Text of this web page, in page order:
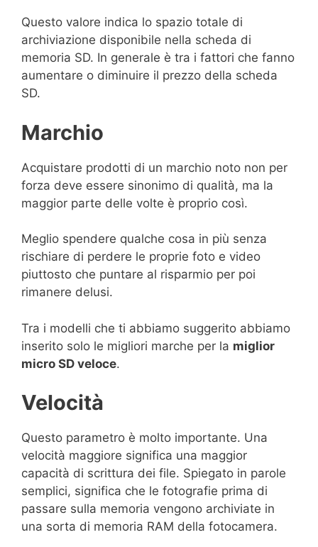
Questo valore indica lo spazio totale di
archiviazione disponibile nella scheda di
memoria SD. In generale è tra i fattori che fanno
aumentare o diminuire il prezzo della scheda
SD.
Marchio
Acquistare prodotti di un marchio noto non per
forza deve essere sinonimo di qualità, ma la
maggior parte delle volte è proprio così.
Meglio spendere qualche cosa in più senza
rischiare di perdere le proprie foto e video
piuttosto che puntare al risparmio per poi
rimanere delusi.
Tra i modelli che ti abbiamo suggerito abbiamo
inserito solo le migliori marche per la miglior
micro SD veloce.
Velocità
Questo parametro è molto importante. Una
velocità maggiore significa una maggior
capacità di scrittura dei file. Spiegato in parole
semplici, significa che le fotografie prima di
passare sulla memoria vengono archiviate in
una sorta di memoria RAM della fotocamera.